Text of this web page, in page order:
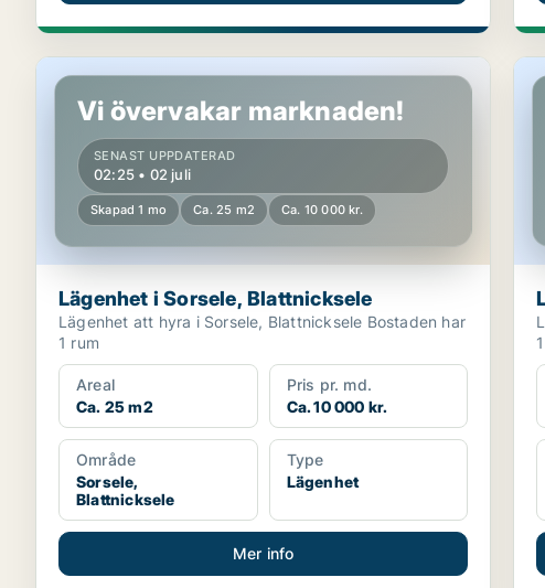
Lägenhet i Sorsele, Blattnicksele
Vi övervakar marknaden!
SENAST UPPDATERAD
02:25 • 02 juli
Skapad 1 mo Ca. 25 m2 Ca. 10 000 kr.
Lägenhet i Sorsele, Blattnicksele
Lägenhet att hyra i Sorsele, Blattnicksele Bostaden har
1 rum
Areal
Ca. 25 m2
Pris pr. md.
Ca. 10 000 kr.
Område
Sorsele,
Blattnicksele
Type
Lägenhet
Mer info